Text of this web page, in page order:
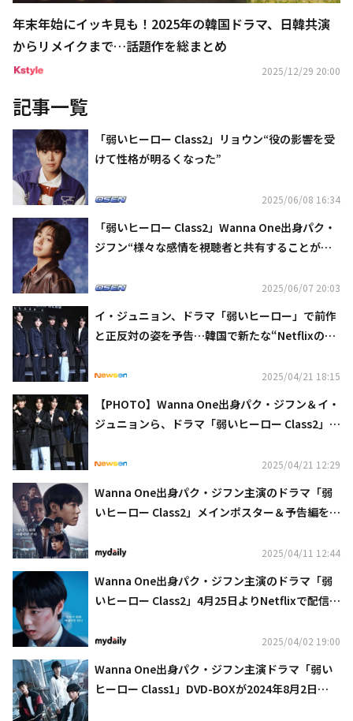
年末年始にイッキ見も！2025年の韓国ドラマ、日韓共演
からリメイクまで…話題作を総まとめ
2025/12/29 20:00
記事一覧
「弱いヒーロー Class2」リョウン“役の影響を受
けて性格が明るくなった”
2025/06/08 16:34
「弱いヒーロー Class2」Wanna One出身パク・
ジフン“様々な感情を視聴者と共有することが目
2025/06/07 20:03
イ・ジュニョン、ドラマ「弱いヒーロー」で前作
と正反対の姿を予告…韓国で新たな“Netflixの息
2025/04/21 18:15
【PHOTO】Wanna One出身パク・ジフン＆イ・
ジュニョンら、ドラマ「弱いヒーロー Class2」制
2025/04/21 12:29
Wanna One出身パク・ジフン主演のドラマ「弱
いヒーロー Class2」メインポスター＆予告編を公
2025/04/11 12:44
Wanna One出身パク・ジフン主演のドラマ「弱
いヒーロー Class2」4月25日よりNetflixで配信ス
2025/04/02 19:00
Wanna One出身パク・ジフン主演ドラマ「弱い
ヒーロー Class1」DVD-BOXが2024年8月2日